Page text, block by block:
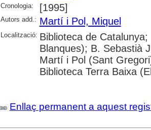
Cronologia: [1995]
Autors add.: Martí i Pol, Miquel
Localització: Biblioteca de
Blanques); B. Sebastià
Martí i Pol (Sant
Biblioteca Terra Baixa
Enllaç permanent a aquest